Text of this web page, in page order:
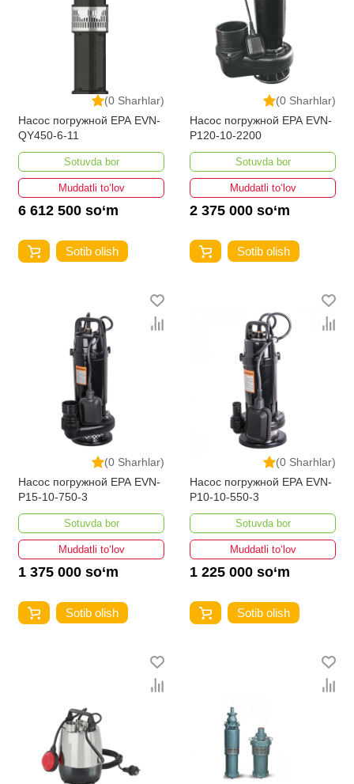
(0 Sharhlar)
Насос погружной EPA EVN-
QY450-6-11
Sotuvda bor
Muddatli to‘lov
6 612 500 so‘m
Sotib olish
(0 Sharhlar)
Насос погружной EPA EVN-
P120-10-2200
Sotuvda bor
Muddatli to‘lov
2 375 000 so‘m
Sotib olish
(0 Sharhlar)
Насос погружной EPA EVN-
P15-10-750-3
Sotuvda bor
Muddatli to‘lov
1 375 000 so‘m
Sotib olish
(0 Sharhlar)
Насос погружной EPA EVN-
P10-10-550-3
Sotuvda bor
Muddatli to‘lov
1 225 000 so‘m
Sotib olish